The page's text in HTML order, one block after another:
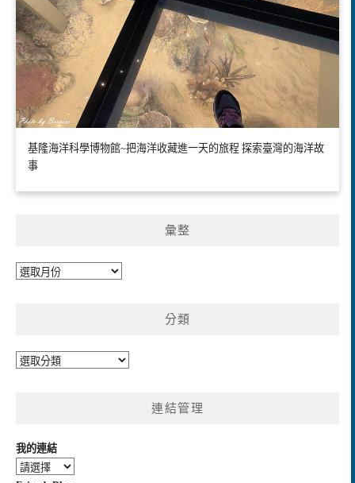
基隆海洋科學博物館~把海洋收藏進一天的旅程 探索臺灣的海洋故
事
彙整
彙
分類
分
連結管理
我的連結